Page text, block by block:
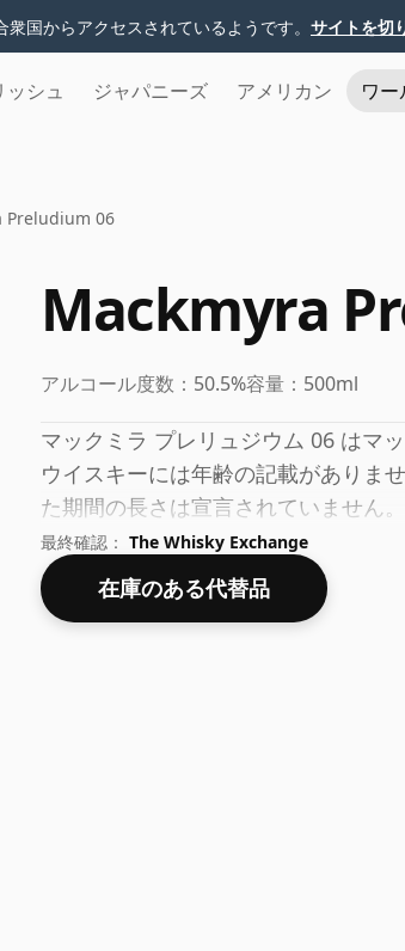
衆国からアクセスされているようです。 サイトを切
ッシュ ジャパニーズ アメリカン ワー
Preludium 06
Mackmyra
アルコール度数： 50.5%容量： 500ml
マックミラ プレリュジウム 06 はマ
ウイスキーには年齢の記載がありま
た期間の長さは宣言されていません
格に反映されています。
最終確認： The Whisky Exchange
在庫のある代替品